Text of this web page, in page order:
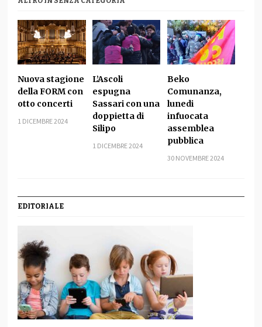
Nuova stagione
della FORM con
otto concerti
1 DICEMBRE 2024
L’Ascoli
espugna
Sassari con una
doppietta di
Silipo
1 DICEMBRE 2024
Beko
Comunanza,
lunedi
infuocata
assemblea
pubblica
30 NOVEMBRE 2024
EDITORIALE